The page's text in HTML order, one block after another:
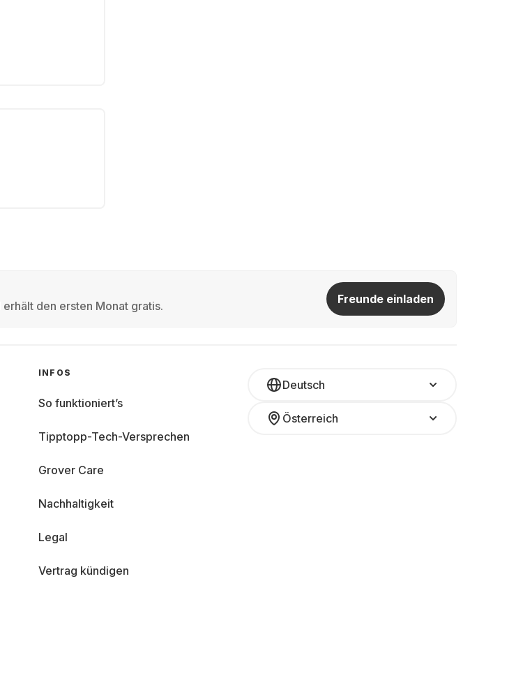
den ersten Monat gratis.
Freunde einladen
Deutsch
Österreich
INFOS
So funktioniert’s
Tipptopp-Tech-Versprechen
Grover Care
Nachhaltigkeit
Legal
Vertrag kündigen